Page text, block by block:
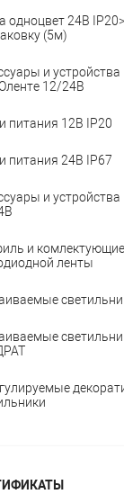
одноцвет 24В
(5м)
и устройства
12/24B
питания 12В IP20
питания 24В IP67
и устройства
и
ленты